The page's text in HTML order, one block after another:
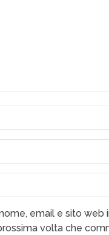
email e sito web
volta che